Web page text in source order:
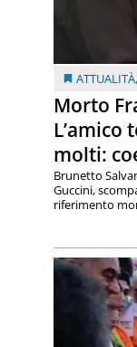
ATTUALITÀ,
Morto
L’amico
molti:
Brunetto
Guccini,
riferimento